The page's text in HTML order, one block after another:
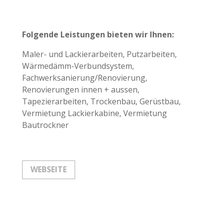
Folgende Leistungen bieten wir Ihnen:
Maler- und Lackierarbeiten, Putzarbeiten,
Wärmedämm-Verbundsystem,
Fachwerksanierung/Renovierung,
Renovierungen innen + aussen,
Tapezierarbeiten, Trockenbau, Gerüstbau,
Vermietung Lackierkabine, Vermietung
Bautrockner
WEBSEITE